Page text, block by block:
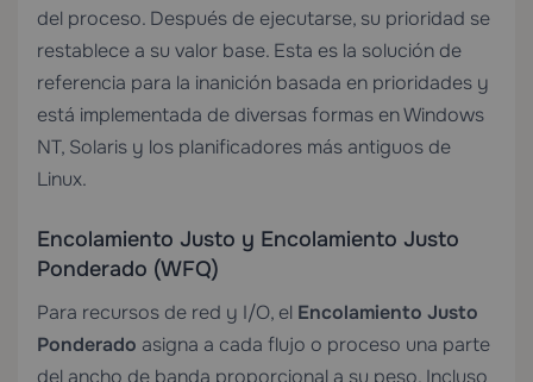
del proceso. Después de ejecutarse, su prioridad se
restablece a su valor base. Esta es la solución de
referencia para la inanición basada en prioridades y
está implementada de diversas formas en Windows
NT, Solaris y los planificadores más antiguos de
Linux.
Encolamiento Justo y Encolamiento Justo
Ponderado (WFQ)
Para recursos de red y I/O, el Encolamiento Justo
Ponderado asigna a cada flujo o proceso una parte
del ancho de banda proporcional a su peso. Incluso